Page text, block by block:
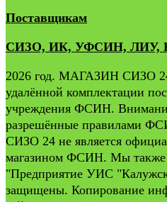
Поставщикам
СИЗО, ИК, УФСИН, ЛИУ,
2026 год. МАГАЗИН СИЗО
удалённой комплектации
учреждения ФСИН.
разрешённые правилами
СИЗО 24 не является
магазином ФСИН. Мы также
"Предприятие УИС
защищены. Копирование